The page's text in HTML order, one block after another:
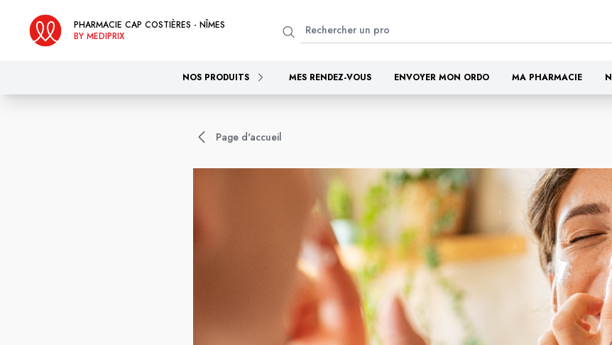
PHARMACIE CAP COSTIÈRES - NÎMES
BY MEDIPRIX
NOS PRODUITS MES RENDEZ-VOUS ENVOYER MON ORDO MA PHARMACIE
Page d'accueil